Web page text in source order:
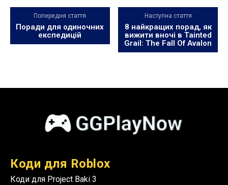
Попередня стаття
Поради для одиночних
експедицій
Наступна стаття
8 найкращих порад, як
вижити вночі в Tainted
Grail: The Fall Of Avalon
Коди для Roblox
Коди для Project Baki 3